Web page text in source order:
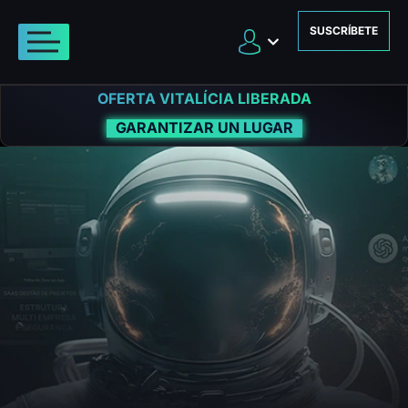
SUSCRÍBETE
OFERTA VITALÍCIA LIBERADA
GARANTIZAR UN LUGAR